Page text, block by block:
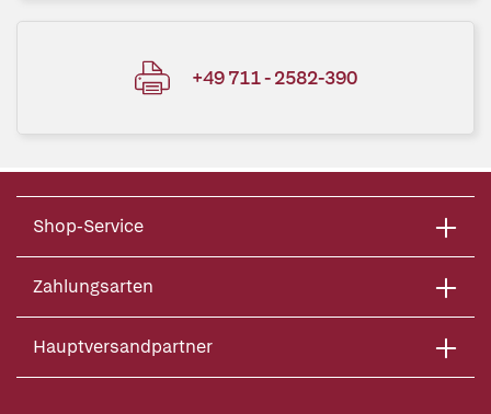
+49 711 - 2582-390
Shop-Service
Zahlungsarten
Hauptversandpartner